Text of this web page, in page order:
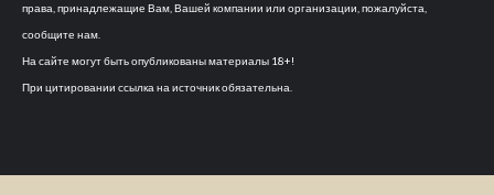
права, принадлежащие Вам, Вашей компании или организации, пожалуйста,
сообщите нам.
На сайте могут быть опубликованы материалы 18+!
При цитировании ссылка на источник обязательна.